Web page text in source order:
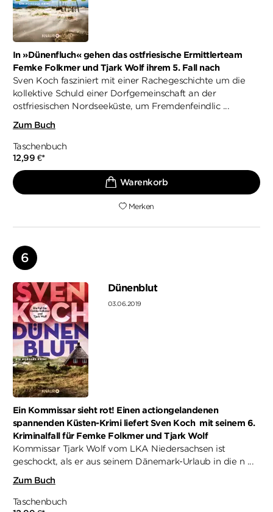
In »Dünenfluch« gehen das ostfriesische Ermittlerteam
Femke Folkmer und Tjark Wolf ihrem 5. Fall nach
Sven Koch fasziniert mit einer Rachegeschichte um die
kollektive Schuld einer Dorfgemeinschaft an der
ostfriesischen Nordseeküste, um Fremdenfeindlic ...
Zum Buch
Taschenbuch
12,99 €*
Merken
Dünenblut
03.06.2019
Ein Kommissar sieht rot! Einen actiongelandenen
spannenden Küsten-Krimi liefert Sven Koch mit seinem 6.
Kriminalfall für Femke Folkmer und Tjark Wolf
Kommissar Tjark Wolf vom LKA Niedersachsen ist
geschockt, als er aus seinem Dänemark-Urlaub in die n ...
Zum Buch
Taschenbuch